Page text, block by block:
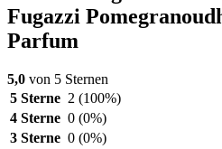
Fugazzi
Parfum
5,0 von 5 Sternen
5 Sterne 2 (100%)
4 Sterne 0 (0%)
3 Sterne 0 (0%)